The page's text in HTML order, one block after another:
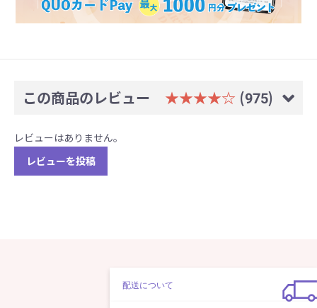
この商品のレビュー ★★★★☆ (975)
レビューはありません。
レビューを投稿
配送について